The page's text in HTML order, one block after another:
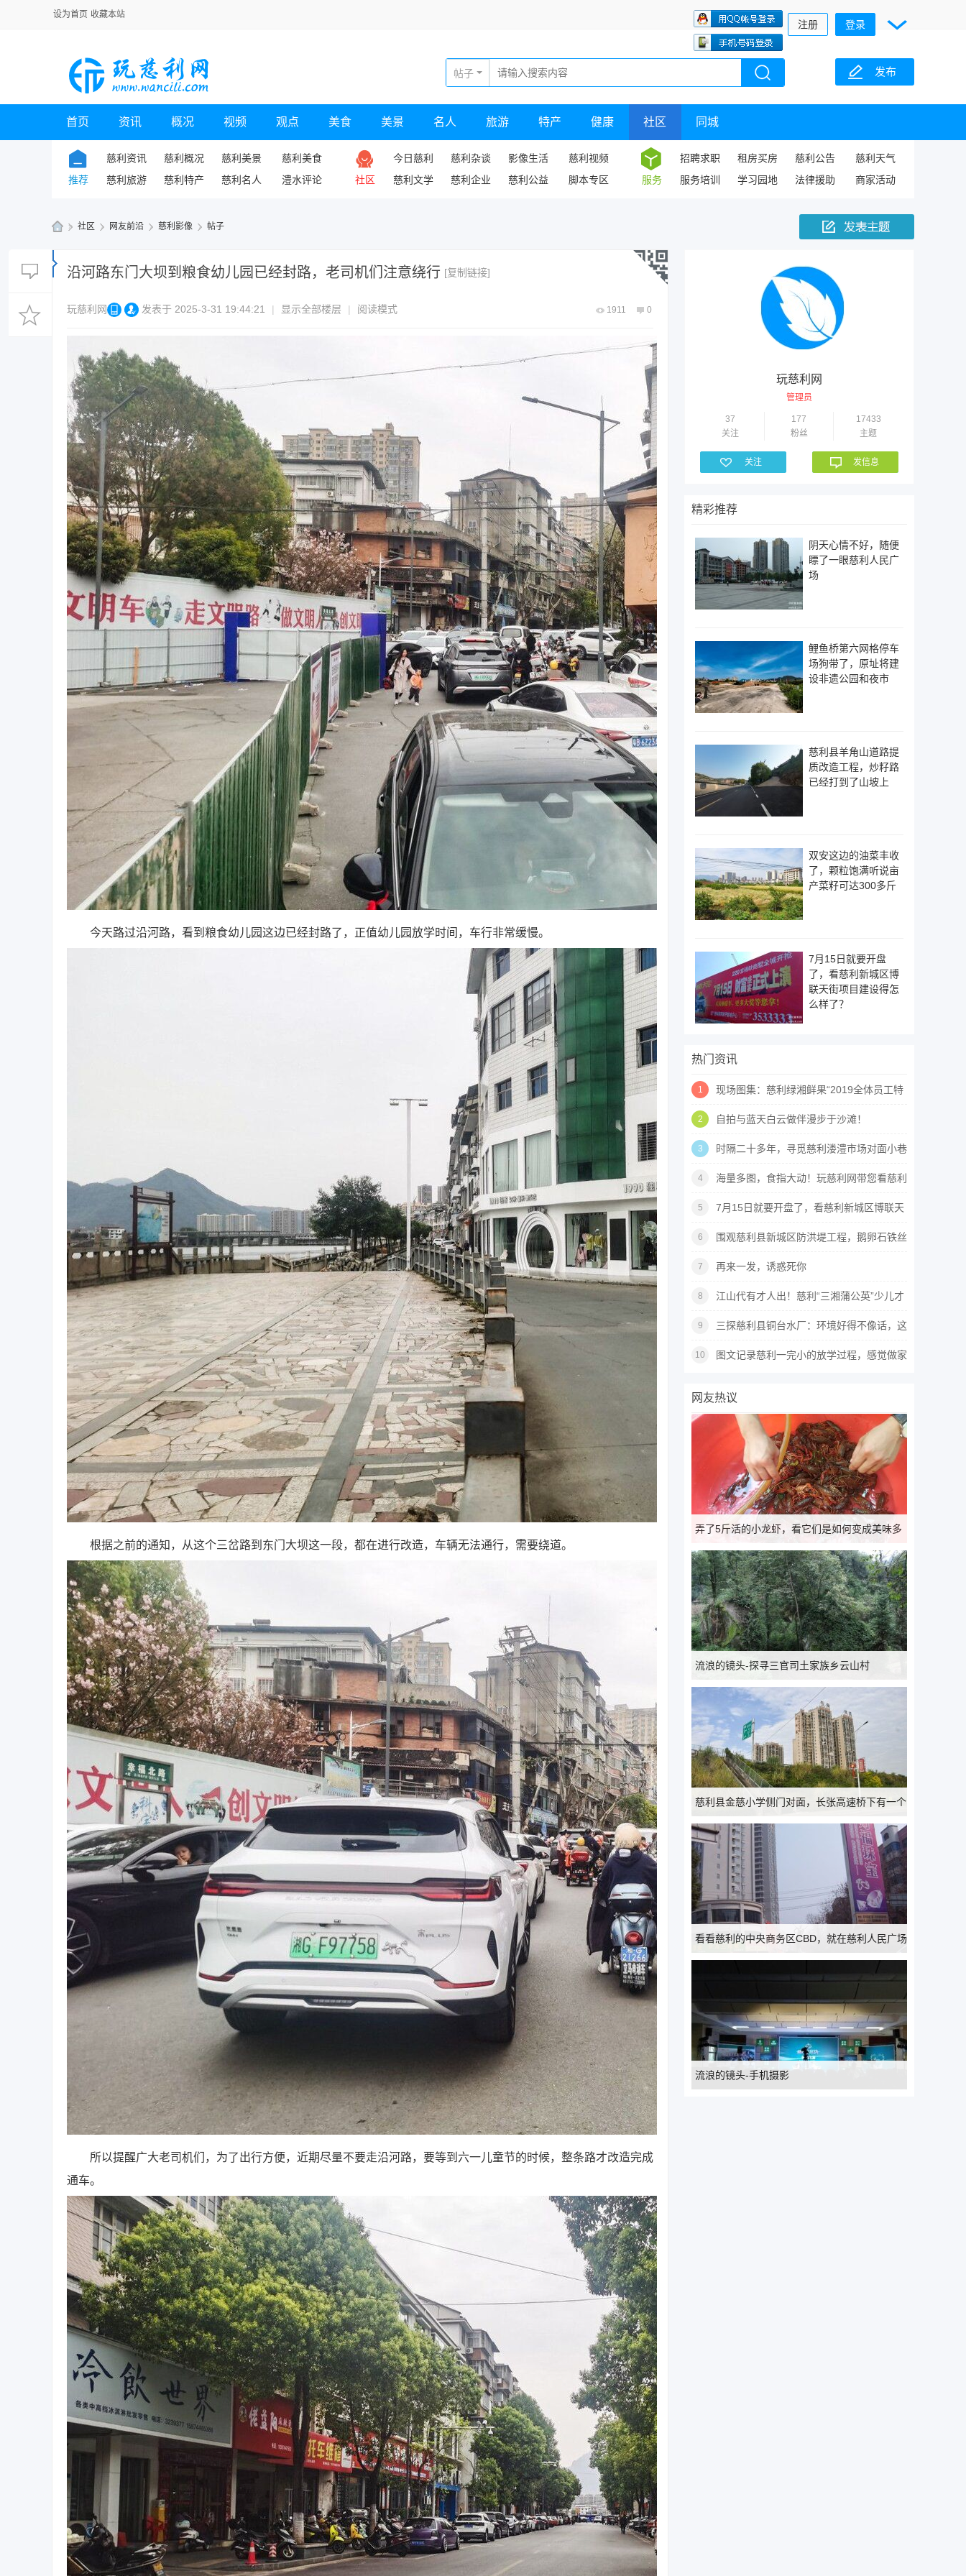
设为首页 收藏本站
注册 登录
发布
帖子
首页 资讯 概况 视频 观点 美食 美景 名人 旅游 特产 健康 社区 同城
推荐
慈利资讯 慈利概况 慈利美景
慈利美食
慈利旅游
慈利特产 慈利名人 澧水评论 社区
今日慈利 慈利杂谈 影像生活
慈利视频
慈利文学
慈利企业 慈利公益 脚本专区 服务
招聘求职 租房买房 慈利公告
慈利天气
服务培训
学习园地 法律援助 商家活动
慈
» 社区 › 网友前沿 › 慈利影像 › 帖子
沿河路东门大坝到粮食幼儿园已经封路，老司机们注意绕行 [复制链接]
1911 0
玩慈利网 发表于 2025-3-31 19:44:21 | 显示全部楼层 | 阅读模式
今天路过沿河路，看到粮食幼儿园这边已经封路了，正值幼儿园放学时间，车行非常缓慢。
根据之前的通知，从这个三岔路到东门大坝这一段，都在进行改造，车辆无法通行，需要绕道。
所以提醒广大老司机们，为了出行方便，近期尽量不要走沿河路，要等到六一儿童节的时候，整条路才改造完成
通车。
玩慈利网
管理员
37
关注
177
粉丝
17433
主题
关注 发信息
精彩推荐
阴天心情不好，随便
瞟了一眼慈利人民广
场
鲤鱼桥第六网格停车
场狗带了，原址将建
设非遗公园和夜市
慈利县羊角山道路提
质改造工程，炒籽路
已经打到了山坡上
双安这边的油菜丰收
了，颗粒饱满听说亩
产菜籽可达300多斤
7月15日就要开盘
了，看慈利新城区博
联天街项目建设得怎
么样了？
热门资讯
1
现场图集：慈利绿湘鲜果“2019全体员工特
种兵训练”活动
2 自拍与蓝天白云做伴漫步于沙滩！
3
时隔二十多年，寻觅慈利溇澧市场对面小巷
深处的豆腐店~
4
海量多图，食指大动！玩慈利网带您看慈利
首届国际美食狂欢节！
5
7月15日就要开盘了，看慈利新城区博联天
街项目建设得怎么样了？
6
围观慈利县新城区防洪堤工程，鹅卵石铁丝
袋垒了两三层
7 再来一发，诱惑死你
8
江山代有才人出！慈利“三湘蒲公英”少儿才
艺大赛现场图集
9
三探慈利县铜台水厂：环境好得不像话，这
里上班像度假
10
图文记录慈利一完小的放学过程，感觉做家
网友热议
弄了5斤活的小龙虾，看它们是如何变成美味多
汁卤虾的~
流浪的镜头-探寻三官司土家族乡云山村
慈利县金慈小学侧门对面，长张高速桥下有一个
小土地庙
看看慈利的中央商务区CBD，就在慈利人民广场
流浪的镜头-手机摄影